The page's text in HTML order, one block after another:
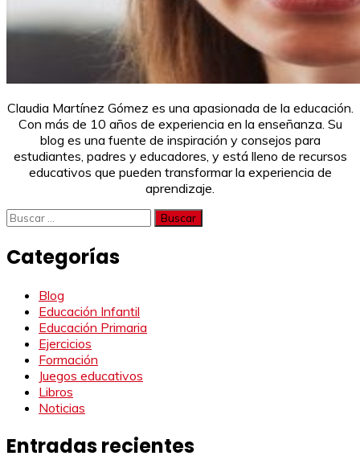
Claudia Martínez Gómez es una apasionada de la educación.
Con más de 10 años de experiencia en la enseñanza. Su
blog es una fuente de inspiración y consejos para
estudiantes, padres y educadores, y está lleno de recursos
educativos que pueden transformar la experiencia de
aprendizaje.
Buscar:
Categorías
Blog
Educación Infantil
Educación Primaria
Ejercicios
Formación
Juegos educativos
Libros
Noticias
Entradas recientes